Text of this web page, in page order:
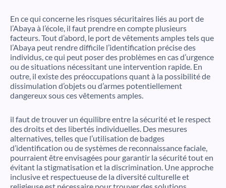
En ce qui concerne les risques sécuritaires liés au port de
l’Abaya à l’école, il faut prendre en compte plusieurs
facteurs. Tout d’abord, le port de vêtements amples tels que
l’Abaya peut rendre difficile l’identification précise des
individus, ce qui peut poser des problèmes en cas d’urgence
ou de situations nécessitant une intervention rapide. En
outre, il existe des préoccupations quant à la possibilité de
dissimulation d’objets ou d’armes potentiellement
dangereux sous ces vêtements amples.
il faut de trouver un équilibre entre la sécurité et le respect
des droits et des libertés individuelles. Des mesures
alternatives, telles que l’utilisation de badges
d’identification ou de systèmes de reconnaissance faciale,
pourraient être envisagées pour garantir la sécurité tout en
évitant la stigmatisation et la discrimination. Une approche
inclusive et respectueuse de la diversité culturelle et
religieuse est nécessaire pour trouver des solutions